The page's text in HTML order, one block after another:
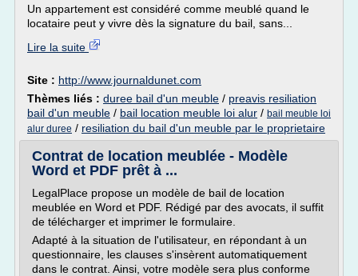
Un appartement est considéré comme meublé quand le
locataire peut y vivre dès la signature du bail, sans...
Lire la suite
Site : http://www.journaldunet.com
Thèmes liés : duree bail d'un meuble / preavis resiliation
bail d'un meuble / bail location meuble loi alur / bail meuble loi
alur duree / resiliation du bail d'un meuble par le proprietaire
Contrat de location meublée - Modèle
Word et PDF prêt à ...
LegalPlace propose un modèle de bail de location
meublée en Word et PDF. Rédigé par des avocats, il suffit
de télécharger et imprimer le formulaire.
Adapté à la situation de l'utilisateur, en répondant à un
questionnaire, les clauses s'insèrent automatiquement
dans le contrat. Ainsi, votre modèle sera plus conforme